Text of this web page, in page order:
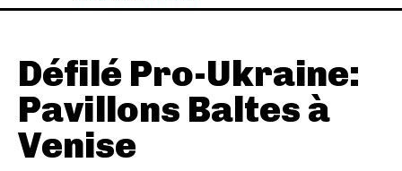
Défilé Pro-Ukraine:
Pavillons Baltes à
Venise